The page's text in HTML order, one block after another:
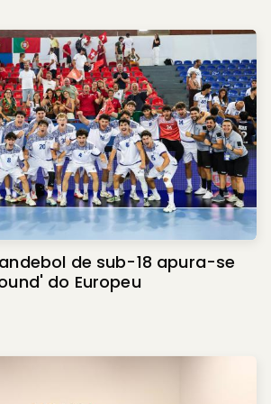
de sub-18 apura-se
do Europeu